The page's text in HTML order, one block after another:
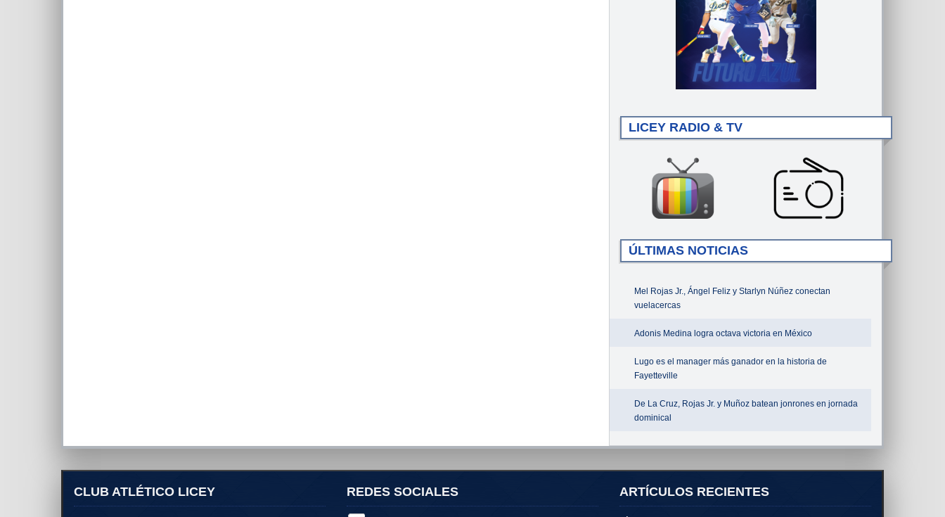
LICEY RADIO & TV
ÚLTIMAS NOTICIAS
Mel Rojas Jr., Ángel Feliz y Starlyn Núñez conectan
vuelacercas
Adonis Medina logra octava victoria en México
Lugo es el manager más ganador en la historia de
Fayetteville
De La Cruz, Rojas Jr. y Muñoz batean jonrones en jornada
dominical
CLUB ATLÉTICO LICEY REDES SOCIALES ARTÍCULOS RECIENTES